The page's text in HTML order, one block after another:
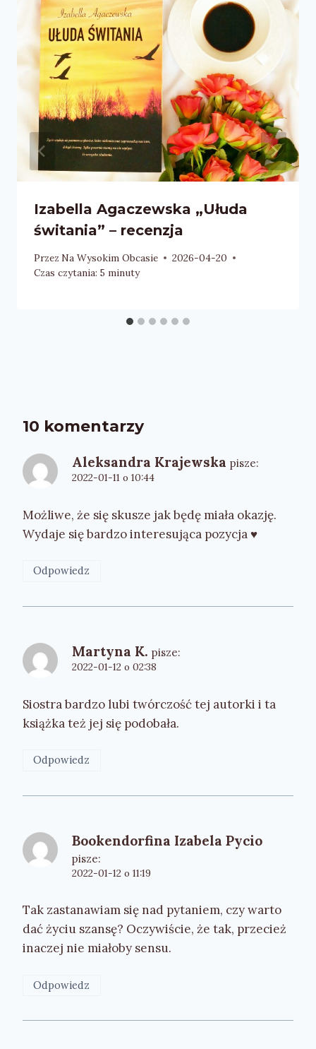
Izabella Agaczewska „Ułuda
świtania” – recenzja
Przez Na Wysokim Obcasie
2026-04-20
Czas czytania: 5 minuty
10 komentarzy
Aleksandra Krajewska pisze:
2022-01-11 o 10:44
Możliwe, że się skusze jak będę miała okazję.
Wydaje się bardzo interesująca pozycja ♥️
Odpowiedz
Martyna K. pisze:
2022-01-12 o 02:38
Siostra bardzo lubi twórczość tej autorki i ta
książka też jej się podobała.
Odpowiedz
Bookendorfina Izabela Pycio
pisze:
2022-01-12 o 11:19
Tak zastanawiam się nad pytaniem, czy warto
dać życiu szansę? Oczywiście, że tak, przecież
inaczej nie miałoby sensu.
Odpowiedz